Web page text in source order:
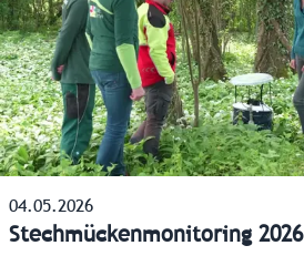
04.05.2026
Stechmückenmonitoring 2026